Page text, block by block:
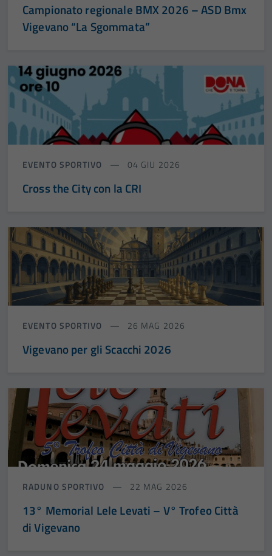
Campionato regionale BMX 2026 – ASD Bmx
Vigevano “La Sgommata”
EVENTO SPORTIVO 04 GIU 2026
Cross the City con la CRI
EVENTO SPORTIVO 26 MAG 2026
Vigevano per gli Scacchi 2026
RADUNO SPORTIVO 22 MAG 2026
13° Memorial Lele Levati – V° Trofeo Città
di Vigevano